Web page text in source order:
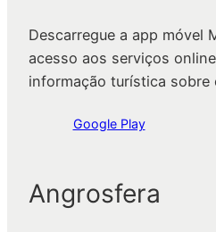
Descarregue a app móvel
acesso aos serviços
informação turística sobre
Google Play
Angrosfera